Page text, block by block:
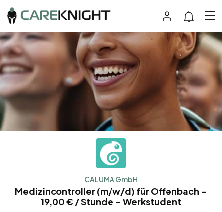
CALUMA GmbH
Medizincontroller (m/w/d) für Offenbach –
19,00 € / Stunde – Werkstudent